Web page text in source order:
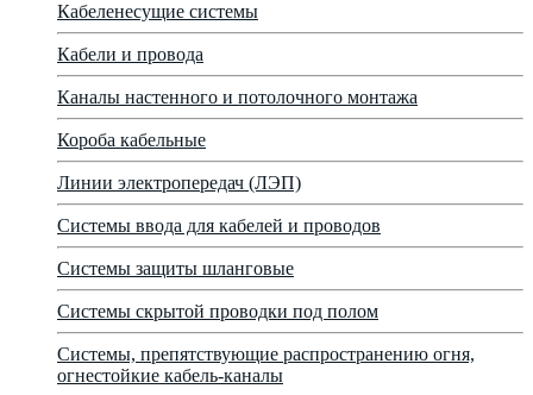
Кабеленесущие системы
Кабели и провода
Каналы настенного и потолочного монтажа
Короба кабельные
Линии электропередач (ЛЭП)
Системы ввода для кабелей и проводов
Системы защиты шланговые
Системы скрытой проводки под полом
Системы, препятствующие распространению огня,
огнестойкие кабель-каналы